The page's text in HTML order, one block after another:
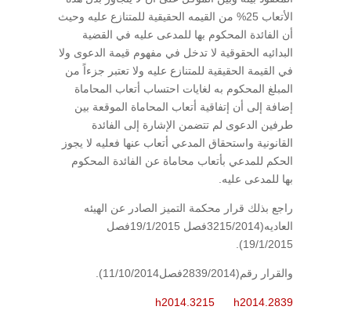
الأتعاب 25% من القيمه الحقيقية للمتنازع عليه وحيث
أن الفائدة المحكوم بها للمدعى عليه في القضية
البدائيه الحقوقية لا تدخل في مفهوم قيمة الدعوى ولا
في القيمة الحقيقية للمتنازع عليه ولا تعتبر جزءاً من
المبلغ المحكوم به لغايات احتساب أتعاب المحاماة
إضافة إلى أن إتفاقية أتعاب المحاماة الموقعة بين
طرفين الدعوى لم تتضمن الإشارة إلى الفائدة
القانونية واستحقاق المدعي أتعاب عنها فعليه لا يجوز
الحكم للمدعي بأتعاب محاماة عن الفائدة المحكوم
بها للمدعى عليه.
راجع بذلك قرار محكمة التميز الصادر عن الهيئه
العاديه(3215/2014فصل 19/1/2015فصل
19/1/2015).
والقرار رقم(2839/2014فصل11/10/2014).
h2014.3215 h2014.2839